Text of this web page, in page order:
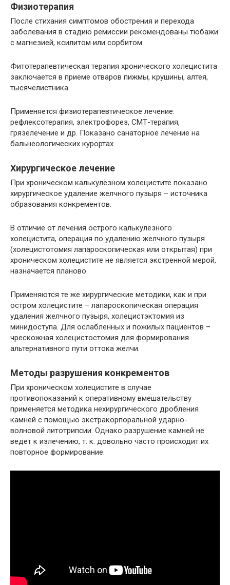
Физиотерапия
После стихания симптомов обострения и перехода
заболевания в стадию ремиссии рекомендованы тюбажи
с магнезией, ксилитом или сорбитом.
Фитотерапевтическая терапия хронического холецистита
заключается в приеме отваров пижмы, крушины, алтея,
тысячелистника.
Применяется физиотерапевтическое лечение:
рефлексотерапия, электрофорез, СМТ-терапия,
грязелечение и др. Показано санаторное лечение на
бальнеологических курортах.
Хирургическое лечение
При хроническом калькулёзном холецистите показано
хирургическое удаление желчного пузыря – источника
образования конкрементов.
В отличие от лечения острого калькулёзного
холецистита, операция по удалению желчного пузыря
(холецистотомия лапароскопическая или открытая) при
хроническом холецистите не является экстренной мерой,
назначается планово.
Применяются те же хирургические методики, как и при
остром холецистите – лапароскопическая операция
удаления желчного пузыря, холецистэктомия из
минидоступа. Для ослабленных и пожилых пациентов –
чрескожная холецистостомия для формирования
альтернативного пути оттока желчи.
Методы разрушения конкрементов
При хроническом холецистите в случае
противопоказаний к оперативному вмешательству
применяется методика нехирургического дробления
камней с помощью экстракорпоральной ударно-
волновой литотрипсии. Однако разрушение камней не
ведет к излечению, т. к. довольно часто происходит их
повторное формирование.